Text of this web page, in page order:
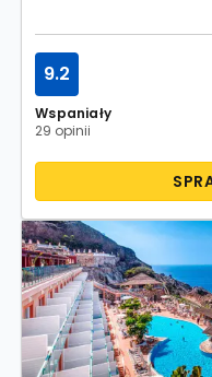
Wspaniały
29 opinii
9.2